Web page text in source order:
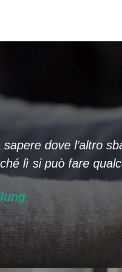
sapere dove l’altro
lì si può fare